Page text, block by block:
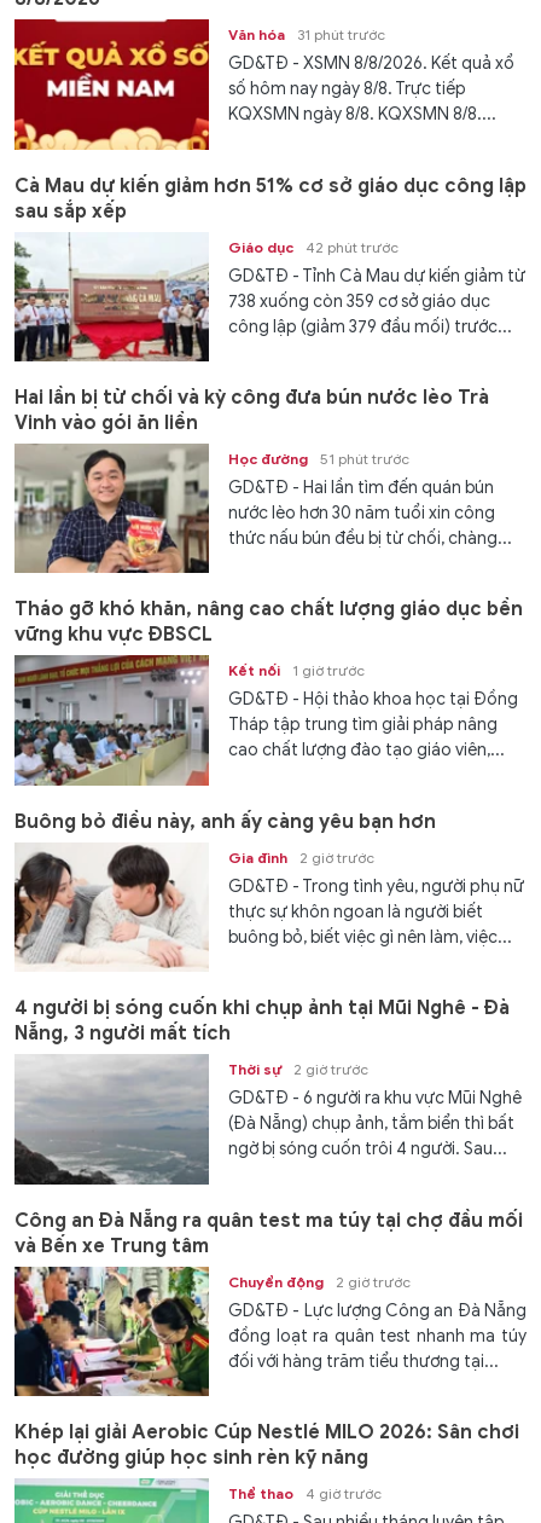
Văn hóa 31 phút trước
GD&TĐ - XSMN 8/8/2026. Kết quả xổ
số hôm nay ngày 8/8. Trực tiếp
KQXSMN ngày 8/8. KQXSMN 8/8....
Cà Mau dự kiến giảm hơn 51% cơ sở giáo dục công lập
sau sắp xếp
Giáo dục 42 phút trước
GD&TĐ - Tỉnh Cà Mau dự kiến giảm từ
738 xuống còn 359 cơ sở giáo dục
công lập (giảm 379 đầu mối) trước...
Hai lần bị từ chối và kỳ công đưa bún nước lèo Trà
Vinh vào gói ăn liền
Học đường 51 phút trước
GD&TĐ - Hai lần tìm đến quán bún
nước lèo hơn 30 năm tuổi xin công
thức nấu bún đều bị từ chối, chàng...
Tháo gỡ khó khăn, nâng cao chất lượng giáo dục bền
vững khu vực ĐBSCL
Kết nối 1 giờ trước
GD&TĐ - Hội thảo khoa học tại Đồng
Tháp tập trung tìm giải pháp nâng
cao chất lượng đào tạo giáo viên,...
Buông bỏ điều này, anh ấy càng yêu bạn hơn
Gia đình 2 giờ trước
GD&TĐ - Trong tình yêu, người phụ nữ
thực sự khôn ngoan là người biết
buông bỏ, biết việc gì nên làm, việc...
4 người bị sóng cuốn khi chụp ảnh tại Mũi Nghê - Đà
Nẵng, 3 người mất tích
Thời sự 2 giờ trước
GD&TĐ - 6 người ra khu vực Mũi Nghê
(Đà Nẵng) chụp ảnh, tắm biển thì bất
ngờ bị sóng cuốn trôi 4 người. Sau...
Công an Đà Nẵng ra quân test ma túy tại chợ đầu mối
và Bến xe Trung tâm
Chuyển động 2 giờ trước
GD&TĐ - Lực lượng Công an Đà Nẵng
đồng loạt ra quân test nhanh ma túy
đối với hàng trăm tiểu thương tại...
Khép lại giải Aerobic Cúp Nestlé MILO 2026: Sân chơi
học đường giúp học sinh rèn kỹ năng
Thể thao 4 giờ trước